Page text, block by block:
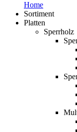
Home
Sortiment
Platten
Sperrholz